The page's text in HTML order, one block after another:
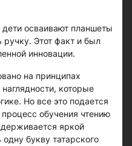
осваивают планшеты
Этот факт и был
инновации.
на принципах
которые
Но все это подается
обучения чтению
яркой
букву татарского